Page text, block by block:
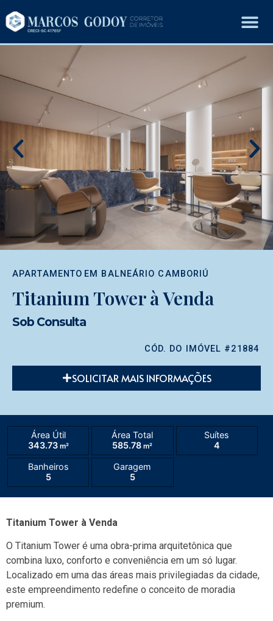
APARTAMENTO EM BALNEÁRIO CAMBORIÚ
Titanium Tower à Venda
Sob Consulta
CÓD. DO IMÓVEL #21884
SOLICITAR MAIS INFORMAÇÕES
Área Útil
343.73m²
Área Total
585.78 m²
Suítes
4
Banheiros
5
Garagem
5
Titanium Tower à Venda
O Titanium Tower é uma obra-prima arquitetônica que
combina luxo, conforto e conveniência em um só lugar.
Localizado em uma das áreas mais privilegiadas da cidade,
este empreendimento redefine o conceito de moradia
premium.